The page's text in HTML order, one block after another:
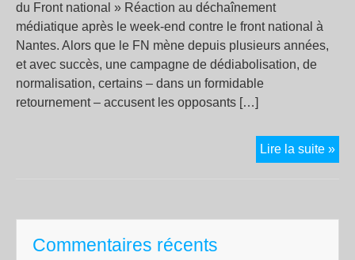
du Front national » Réaction au déchaînement
médiatique après le week-end contre le front national à
Nantes. Alors que le FN mène depuis plusieurs années,
et avec succès, une campagne de dédiabolisation, de
normalisation, certains – dans un formidable
retournement – accusent les opposants […]
Lire la suite »«
du
Commentaires récents